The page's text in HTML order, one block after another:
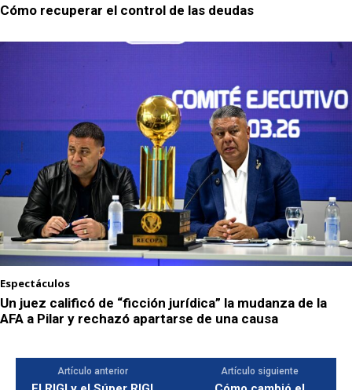
Cómo recuperar el control de las deudas
Espectáculos
Un juez calificó de “ficción jurídica” la mudanza de la
AFA a Pilar y rechazó apartarse de una causa
Artículo anterior Artículo siguiente